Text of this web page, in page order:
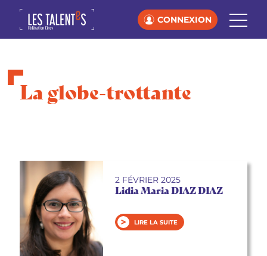
CONNEXION
La globe-trottante
2 FÉVRIER 2025
Lidia Maria DIAZ DIAZ
LIRE LA SUITE